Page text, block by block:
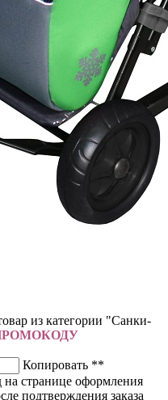
из категории "Санки-
Копировать **
странице оформления
подтверждения заказа